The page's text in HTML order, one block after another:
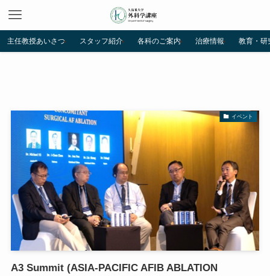
主任教授あいさつ スタッフ紹介 各科のご案内 治療情報 教育・研
イベント
A3 Summit (ASIA-PACIFIC AFIB ABLATION